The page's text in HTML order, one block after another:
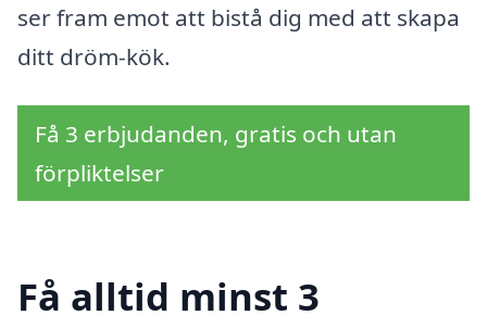
ser fram emot att bistå dig med att skapa
ditt dröm-kök.
Få 3 erbjudanden, gratis och utan
förpliktelser
Få alltid minst 3